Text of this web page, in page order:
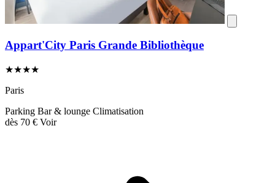
Appart'City Paris Grande Bibliothèque
★★★★
Paris
Parking Bar & lounge Climatisation
dès 70 € Voir